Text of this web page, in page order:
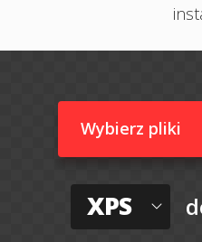
Wybierz pliki
XPS